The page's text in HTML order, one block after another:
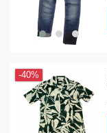
-40%